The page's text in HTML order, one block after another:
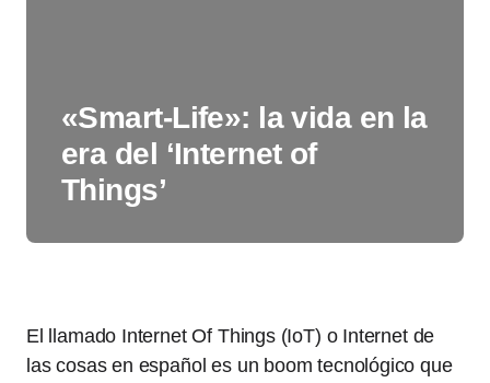
«Smart-Life»: la vida en la
era del ‘Internet of
Things’
El llamado Internet Of Things (IoT) o Internet de
las cosas en español es un boom tecnológico que